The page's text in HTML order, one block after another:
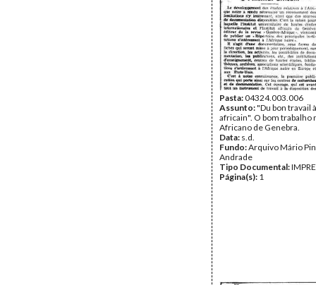
Pasta:04324.003.006
Assunto:"Du bon travail
africain". O bom trabalho
Africano de Genebra.
Data: s.d.
Fundo:Arquivo Mário
Andrade
Tipo Documental:
Página(s): 1